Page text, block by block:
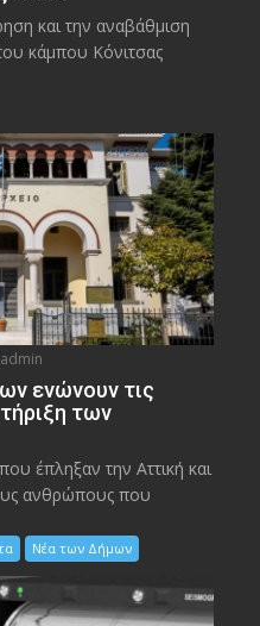
και την αναβάθμιση
κάμπου Κόνιτσας
ενώνουν τις
των
έπληξαν την Αττική και
ανθρώπους που
Νέα των Δήμων